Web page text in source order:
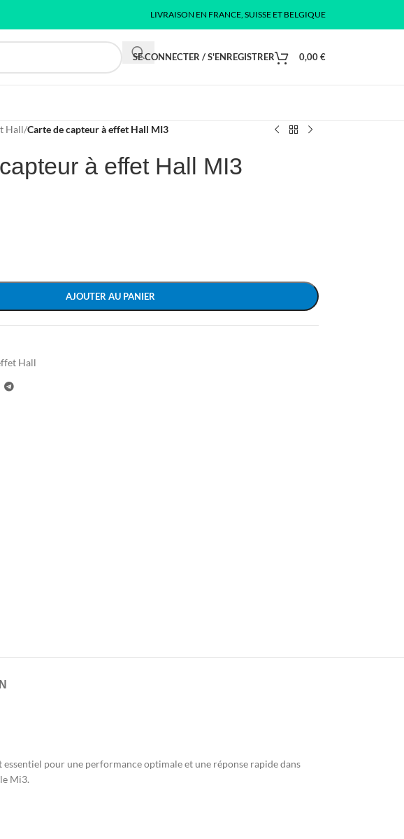
LIVRAISON EN FRANCE, SUISSE ET BELGIQUE
SE CONNECTER / S'ENREGISTRER 0,00€
Hall/Carte de capteur à effet Hall MI3
à effet Hall MI3
AJOUTER AU PANIER
Hall
pour une performance optimale et une réponse rapide dans
Mi3.